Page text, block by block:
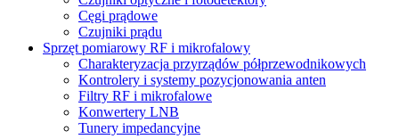
Cęgi prądowe
Czujniki prądu
Sprzęt pomiarowy RF i mikrofalowy
Charakteryzacja przyrządów półprzewodnikowych
Kontrolery i systemy pozycjonowania anten
Filtry RF i mikrofalowe
Konwertery LNB
Tunery impedancyjne